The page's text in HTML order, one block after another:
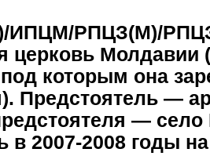
ИПЦМ/РПЦЗ(М)/
церковь Молдавии
которым она
Предстоятель —
—
в 2007-2008 годы